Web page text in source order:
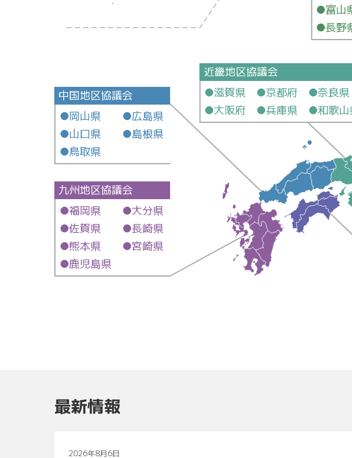
九州地区協議会
●福岡県 ●大分県
●佐賀県 ●長崎県
●熊本県 ●宮崎県
●鹿児島県
近畿地区協議会
●滋賀県 ●京都府 ●奈良県
●大阪府 ●兵庫県 ●和歌山
中国地区協議会
●岡山県 ●広島県
●山口県 ●島根県
●鳥取県
●富山
●長野
最新情報
2026年8月6日